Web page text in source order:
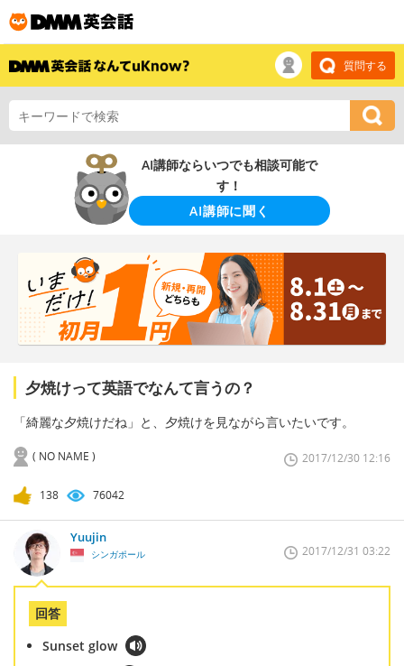
質問する
AI講師ならいつでも相談可能で
す！
AI講師に聞く
夕焼けって英語でなんて言うの？
「綺麗な夕焼けだね」と、夕焼けを見ながら言いたいです。
( NO NAME ) 2017/12/30 12:16
138 76042
Yuujin
シンガポール 2017/12/31 03:22
回答
Sunset glow